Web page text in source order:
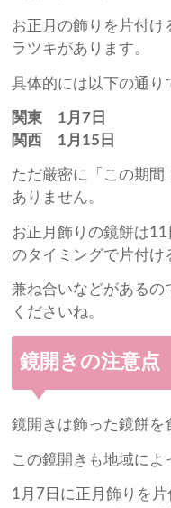
お正月の飾りを片付
ラツキがあります。
具体的には以下の通り
関東 1月7日
関西 1月15日
ただ厳密に「この期間
ありません。
お正月飾りの鏡餅は
のタイミングで片付け
兼ね合いなどがあるの
くださいね。
鏡開きの注意点
鏡開きは飾った鏡餅を
この鏡開きも地域によ
1月7日に正月飾りを片